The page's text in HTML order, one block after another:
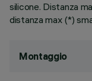
silicone. Distanza
distanza max (*)
Montaggio